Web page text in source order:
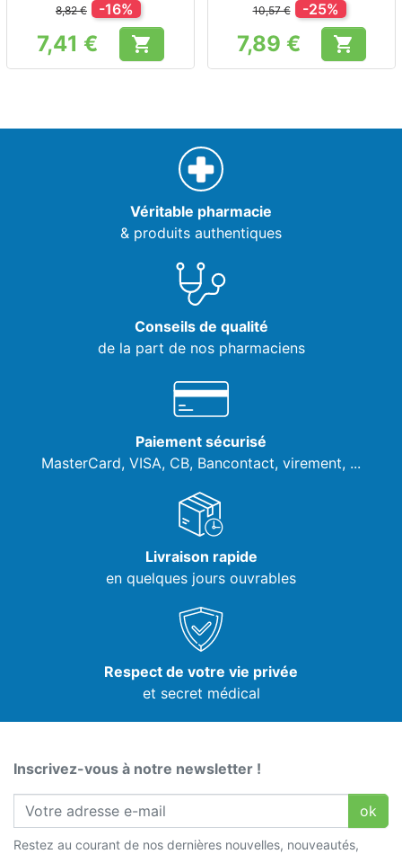
8,82 € -16%
Prix
7,41 € 
10,57 € -25%
Prix
7,89 € 
Véritable pharmacie
& produits authentiques
Conseils de qualité
de la part de nos pharmaciens
Paiement sécurisé
MasterCard, VISA, CB, Bancontact, virement, ...
Livraison rapide
en quelques jours ouvrables
Respect de votre vie privée
et secret médical
Inscrivez-vous à notre newsletter !
ok
Restez au courant de nos dernières nouvelles, nouveautés,